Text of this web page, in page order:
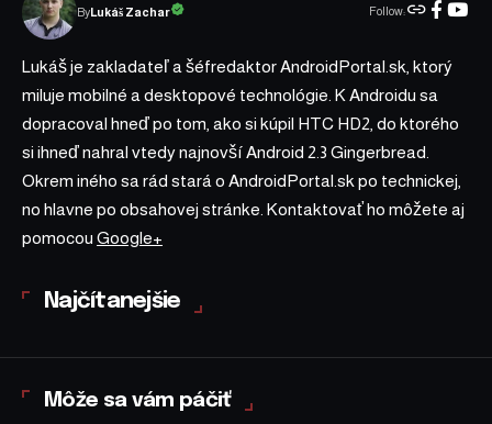
ByLukáš Zachar Follow:
Lukáš je zakladateľ a šéfredaktor AndroidPortal.sk, ktorý
miluje mobilné a desktopové technológie. K Androidu sa
dopracoval hneď po tom, ako si kúpil HTC HD2, do ktorého
si ihneď nahral vtedy najnovší Android 2.3 Gingerbread.
Okrem iného sa rád stará o AndroidPortal.sk po technickej,
no hlavne po obsahovej stránke. Kontaktovať ho môžete aj
pomocou Google+
Najčítanejšie
Môže sa vám páčiť